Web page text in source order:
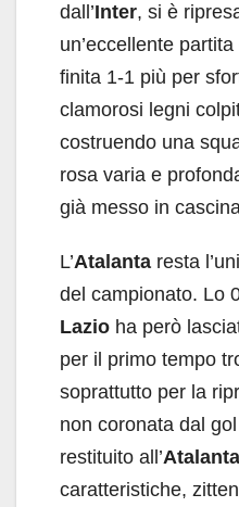
dall’Inter, si è
un’eccellente partita
finita 1-1 più per
clamorosi legni
costruendo una
rosa varia e
già messo in
L’Atalanta resta
del campionato. Lo
Lazio ha però
per il primo tempo
soprattutto per la
non coronata dal
restituito all’Atalanta
caratteristiche,